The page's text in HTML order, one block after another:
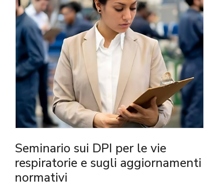
Seminario sui DPI per le vie
respiratorie e sugli aggiornamenti
normativi